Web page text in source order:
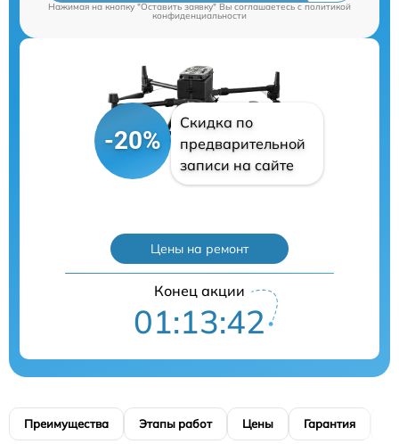
Нажимая на кнопку "Оставить заявку" Вы соглашаетесь cполитикой
конфиденциальности
-20%
Скидка по
предварительной
записи на сайте
Цены на ремонт
Конец акции
01:13:41
Преимущества Этапы работ Цены Гарантия